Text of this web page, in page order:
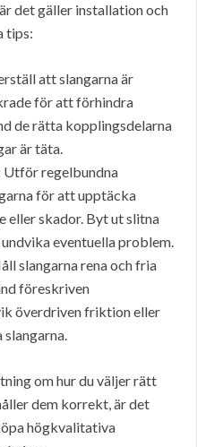
det gäller installation och
tips:
att slangarna är
för att förhindra
de rätta kopplingsdelarna
är täta.
Utför regelbundna
för att upptäcka
eller skador. Byt ut slitna
eventuella problem.
slangarna rena och fria
föreskriven
överdriven friktion eller
om hur du väljer rätt
dem korrekt, är det
högkvalitativa